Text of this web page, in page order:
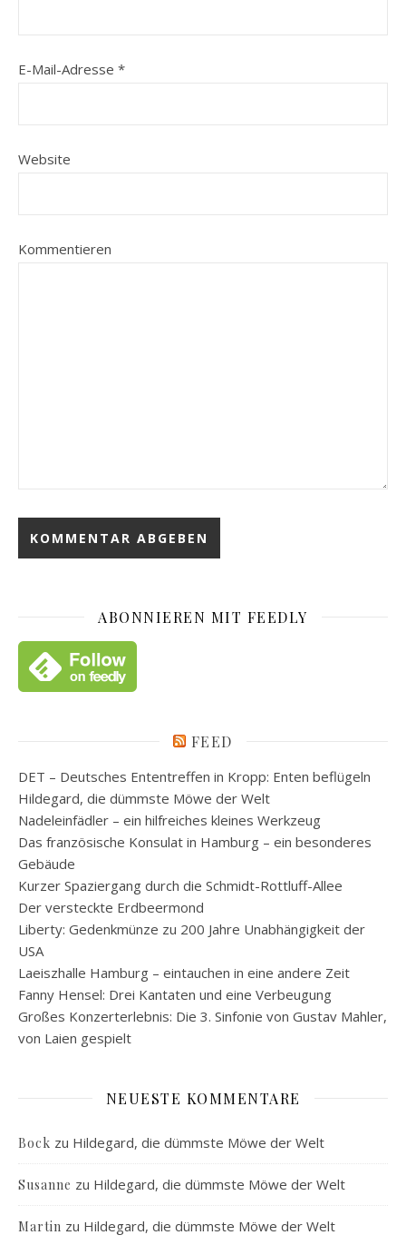
E-Mail-Adresse *
Website
Kommentieren
ABONNIEREN MIT FEEDLY
FEED
DET – Deutsches Ententreffen in Kropp: Enten beflügeln
Hildegard, die dümmste Möwe der Welt
Nadeleinfädler – ein hilfreiches kleines Werkzeug
Das französische Konsulat in Hamburg – ein besonderes
Gebäude
Kurzer Spaziergang durch die Schmidt-Rottluff-Allee
Der versteckte Erdbeermond
Liberty: Gedenkmünze zu 200 Jahre Unabhängigkeit der
USA
Laeiszhalle Hamburg – eintauchen in eine andere Zeit
Fanny Hensel: Drei Kantaten und eine Verbeugung
Großes Konzerterlebnis: Die 3. Sinfonie von Gustav Mahler,
von Laien gespielt
NEUESTE KOMMENTARE
Bock zu Hildegard, die dümmste Möwe der Welt
Susanne zu Hildegard, die dümmste Möwe der Welt
Martin zu Hildegard, die dümmste Möwe der Welt